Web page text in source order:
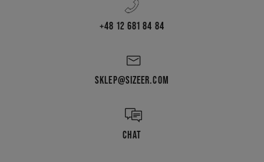
+48 12 681 84 84
SKLEP@SIZEER.COM
CHAT